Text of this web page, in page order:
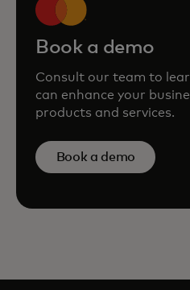
Book a demo
Consult our team to
can enhance your
products and services.
Book a demo